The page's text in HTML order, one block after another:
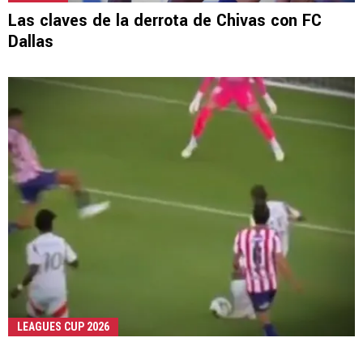
Las claves de la derrota de Chivas con FC
Dallas
LEAGUES CUP 2026